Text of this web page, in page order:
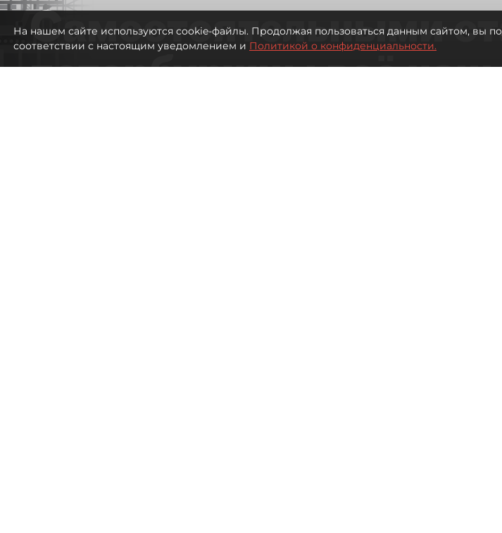
Самостоятельными
петербуржцы всё
На нашем сайте используются cookie-файлы. Продолжая пользоваться данным сайтом, вы
соответствии с настоящим уведомлением и Политикой о конфиденциальности.